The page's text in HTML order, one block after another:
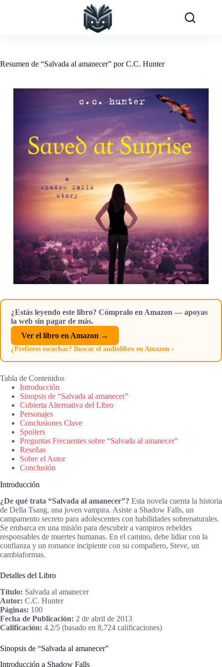
Resumen de “Salvada al amanecer” por C.C. Hunter
¿Estás leyendo este libro? Cómpralo en Amazon — apoyas
la web sin pagar de más.
Ver el libro en Amazon →
¿Prefieres escuchar? Buscar el audiolibro en Amazon ›
Tabla de Contenidos
Introducción
Sinopsis de “Salvada al amanecer”
Cubierta Alternativa del Libro
Personajes
Conclusiones Clave
Spoilers
Preguntas Frecuentes sobre “Salvada al amanecer”
Reseñas
Sobre el Autor
Conclusión
Introducción
¿De qué trata “Salvada al amanecer”? Esta novela cuenta la historia
de Della Tsang, una joven vampira. Asiste a Shadow Falls, un
campamento secreto para adolescentes con habilidades sobrenaturales.
Se embarca en una misión para descubrir a vampiros rebeldes
responsables de muertes humanas. En el camino, debe lidiar con la
confianza y un romance incipiente con su compañero, Steve, un
cambiaformas.
Detalles del Libro
Título: Salvada al amanecer
Autor: C.C. Hunter
Páginas: 100
Fecha de Publicación: 2 de abril de 2013
Calificación: 4.2/5 (basado en 8,724 calificaciones)
Sinopsis de “Salvada al amanecer”
Introducción a Shadow Falls